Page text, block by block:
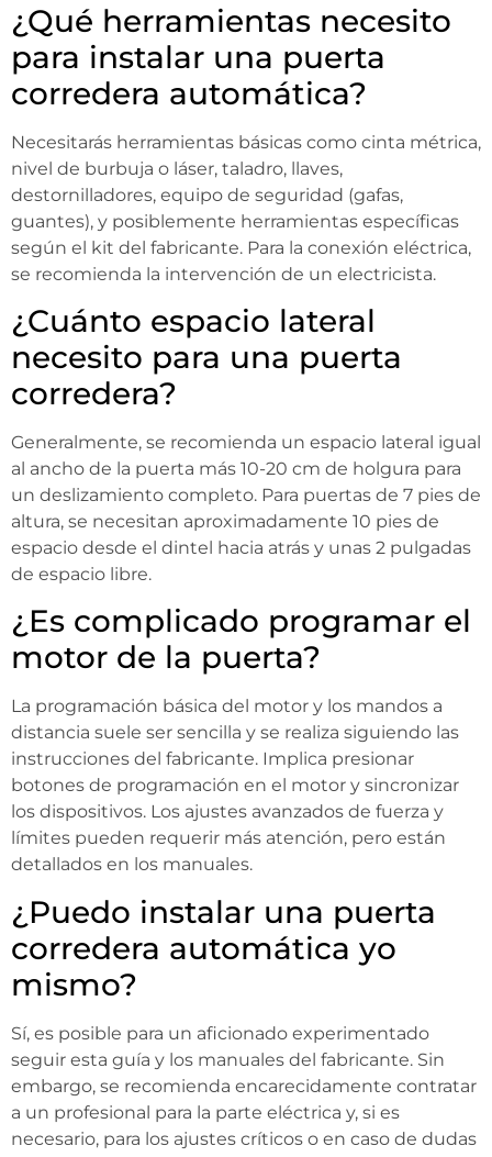
¿Qué herramientas necesito
para instalar una puerta
corredera automática?
Necesitarás herramientas básicas como cinta métrica,
nivel de burbuja o láser, taladro, llaves,
destornilladores, equipo de seguridad (gafas,
guantes), y posiblemente herramientas específicas
según el kit del fabricante. Para la conexión eléctrica,
se recomienda la intervención de un electricista.
¿Cuánto espacio lateral
necesito para una puerta
corredera?
Generalmente, se recomienda un espacio lateral igual
al ancho de la puerta más 10-20 cm de holgura para
un deslizamiento completo. Para puertas de 7 pies de
altura, se necesitan aproximadamente 10 pies de
espacio desde el dintel hacia atrás y unas 2 pulgadas
de espacio libre.
¿Es complicado programar el
motor de la puerta?
La programación básica del motor y los mandos a
distancia suele ser sencilla y se realiza siguiendo las
instrucciones del fabricante. Implica presionar
botones de programación en el motor y sincronizar
los dispositivos. Los ajustes avanzados de fuerza y
límites pueden requerir más atención, pero están
detallados en los manuales.
¿Puedo instalar una puerta
corredera automática yo
mismo?
Sí, es posible para un aficionado experimentado
seguir esta guía y los manuales del fabricante. Sin
embargo, se recomienda encarecidamente contratar
a un profesional para la parte eléctrica y, si es
necesario, para los ajustes críticos o en caso de dudas